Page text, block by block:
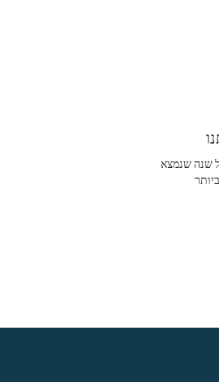
בכל שנה שנמצא